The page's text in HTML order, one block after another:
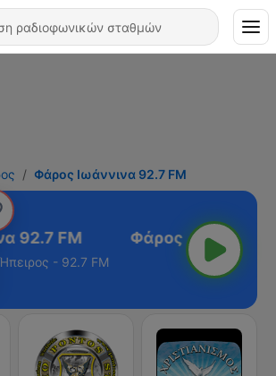
Φάρος Ιωάννινα 92.7 FM
92.7 FM
Ήπειρος - 92.7 FM